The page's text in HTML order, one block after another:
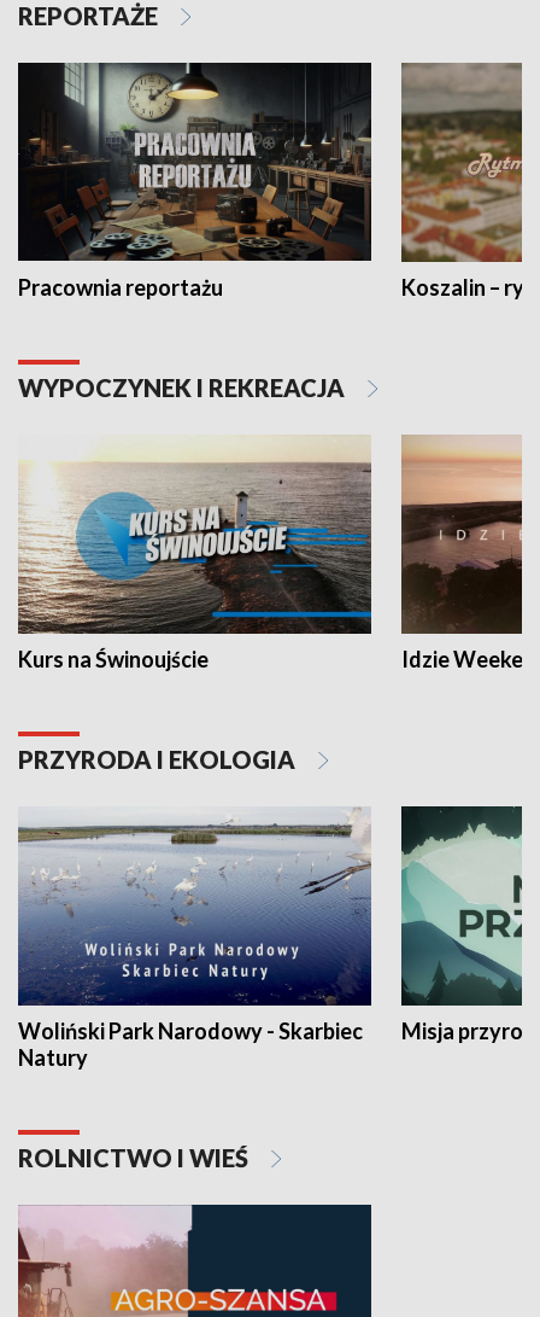
REPORTAŻE
Pracownia reportażu Koszalin –
WYPOCZYNEK I REKREACJA
Kurs na Świnoujście Idzie
PRZYRODA I EKOLOGIA
Woliński Park Narodowy - Skarbiec
Natury
Misja
ROLNICTWO I WIEŚ